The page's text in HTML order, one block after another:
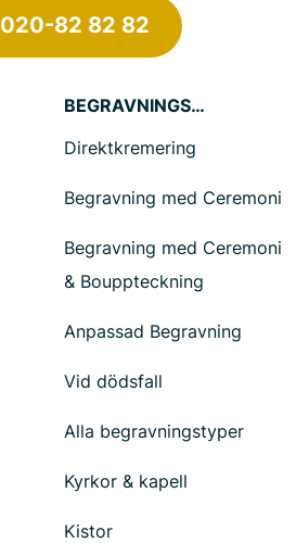
020-82 82 82
BEGRAVNINGSTJÄNSTER
Direktkremering
Begravning med Ceremoni
Begravning med Ceremoni
& Bouppteckning
Anpassad Begravning
Vid dödsfall
Alla begravningstyper
Kyrkor & kapell
Kistor